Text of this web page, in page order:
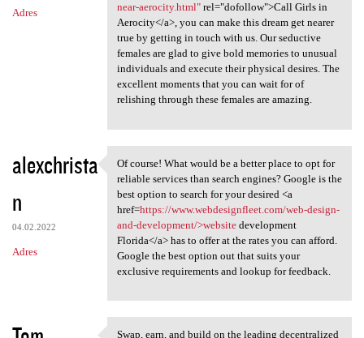
Adres
near-aerocity.html"rel="dofollow">Call Girls in
Aerocity</a>, you can make this dream get nearer
true by getting in touch with us. Our seductive
females are glad to give bold memories to unusual
individuals and execute their physical desires. The
excellent moments that you can wait for of
relishing through these females are amazing.
alexchrista
n
04.02.2022
Adres
Of course! What would be a
Of course! What would be a better place to opt for
reliable services than search engines? Google is the
best option to search for your desired <a
href=https://www.webdesignfleet.com/web-design-
and-development/>websitedevelopment
Florida</a> has to offer at the rates you can afford.
Google the best option out that suits your
exclusive requirements and lookup for feedback.
Swap, earn, and build on the leading decentralized